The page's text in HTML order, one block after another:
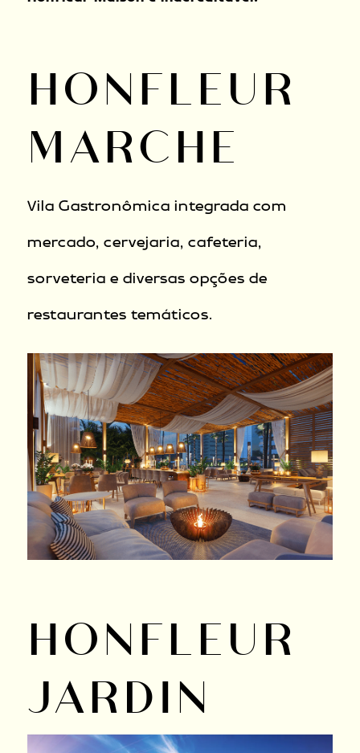
HONFLEUR
MARCHE
Vila Gastronômica integrada com
mercado, cervejaria, cafeteria,
sorveteria e diversas opções de
restaurantes temáticos.
HONFLEUR
JARDIN